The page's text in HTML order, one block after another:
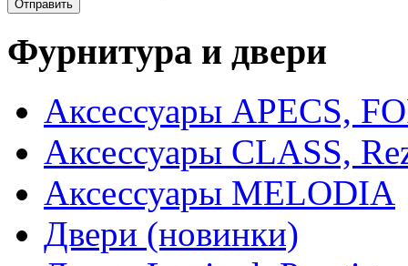
Фурнитура и двери
Аксессуары APECS,
Аксессуары CLASS,
Аксессуары MELODIA
Двери (новинки)